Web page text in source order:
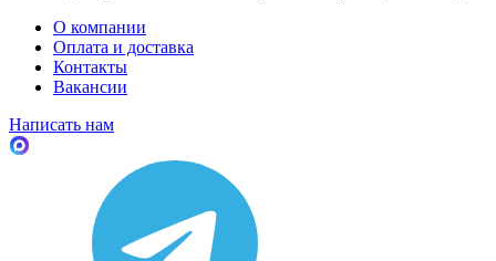
О компании
Оплата и доставка
Контакты
Вакансии
Написать нам